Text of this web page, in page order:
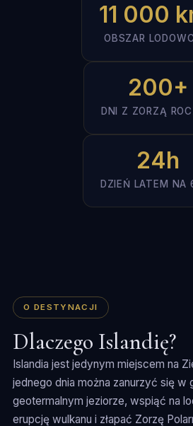
11 000
OBSZAR
200+
DNI Z ZORZĄ
24h
DZIEŃ LATEM NA
O DESTYNACJI
Dlaczego Islandię?
Islandia jest jedynym miejscem na
jednego dnia można zanurzyć się w
geotermalnym jeziorze, wspiąć na
erupcję wulkanu i złapać Zorzę